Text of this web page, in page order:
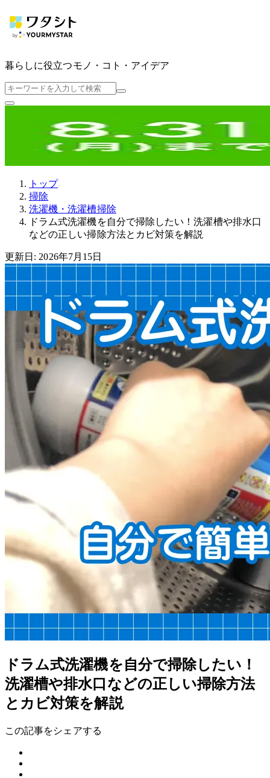
暮らしに役立つモノ・コト・アイデア
トップ
掃除
洗濯機・洗濯槽掃除
ドラム式洗濯機を自分で掃除したい！洗濯槽や排水口
などの正しい掃除方法とカビ対策を解説
更新日: 2026年7月15日
ドラム式洗濯機を自分で掃除したい！
洗濯槽や排水口などの正しい掃除方法
とカビ対策を解説
この記事をシェアする